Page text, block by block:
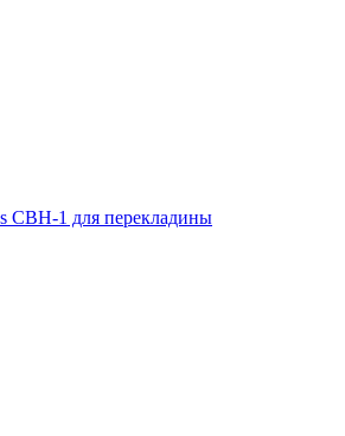
CBH-1 для перекладины